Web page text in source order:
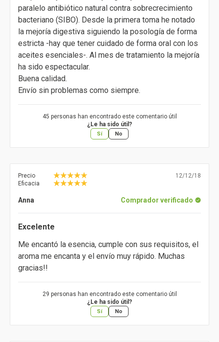
paralelo antibiótico natural contra sobrecrecimiento
bacteriano (SIBO). Desde la primera toma he notado
la mejoría digestiva siguiendo la posología de forma
estricta -hay que tener cuidado de forma oral con los
aceites esenciales-. Al mes de tratamiento la mejoría
ha sido espectacular.
Buena calidad.
Envío sin problemas como siempre.
45 personas han encontrado este comentario útil
¿Le ha sido útil?
Sí No
Precio
Eficacia
12/12/18
Anna Comprador verificado
Excelente
Me encantó la esencia, cumple con sus requisitos, el
aroma me encanta y el envío muy rápido. Muchas
gracias!!
29 personas han encontrado este comentario útil
¿Le ha sido útil?
Sí No